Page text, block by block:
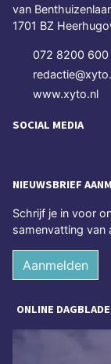
van
1701 BZ
072 8200 600
www.xyto.nl
SOCIAL MEDIA
NIEUWSBRIEF
Schrijf je in voor
samenvatting van
Aanmelden
ONLINE